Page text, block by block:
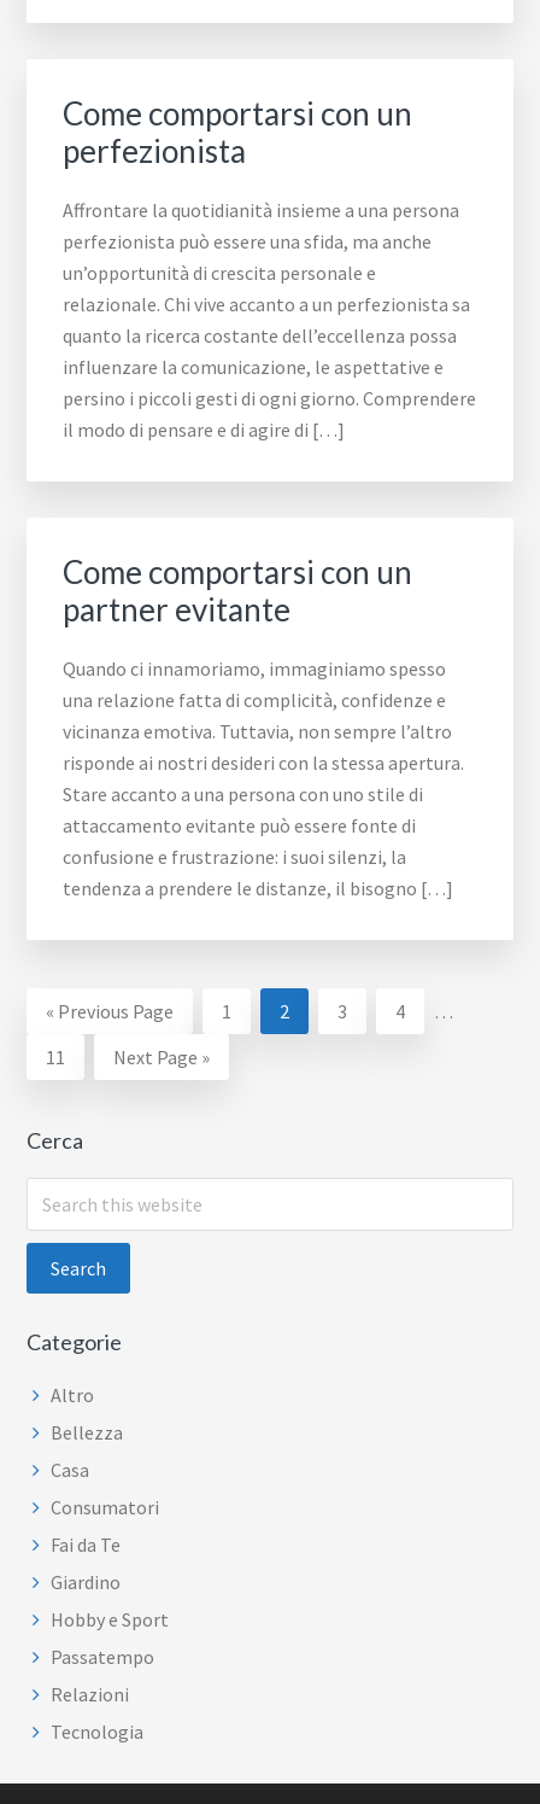
Come comportarsi con un
perfezionista​​
Affrontare la quotidianità insieme a una persona
perfezionista può essere una sfida, ma anche
un’opportunità di crescita personale e
relazionale. Chi vive accanto a un perfezionista sa
quanto la ricerca costante dell’eccellenza possa
influenzare la comunicazione, le aspettative e
persino i piccoli gesti di ogni giorno. Comprendere
il modo di pensare e di agire di […]
Come comportarsi con un
partner evitante​​
Quando ci innamoriamo, immaginiamo spesso
una relazione fatta di complicità, confidenze e
vicinanza emotiva. Tuttavia, non sempre l’altro
risponde ai nostri desideri con la stessa apertura.
Stare accanto a una persona con uno stile di
attaccamento evitante può essere fonte di
confusione e frustrazione: i suoi silenzi, la
tendenza a prendere le distanze, il bisogno […]
« Go
Previous Page Page
1 Page
2 Page
3 Page
4
…
Page
11
Go
to
Next Page »
Cerca
Search
this
Categorie
Altro
Bellezza
Casa
Consumatori
Fai da Te
Giardino
Hobby e Sport
Passatempo
Relazioni
Tecnologia